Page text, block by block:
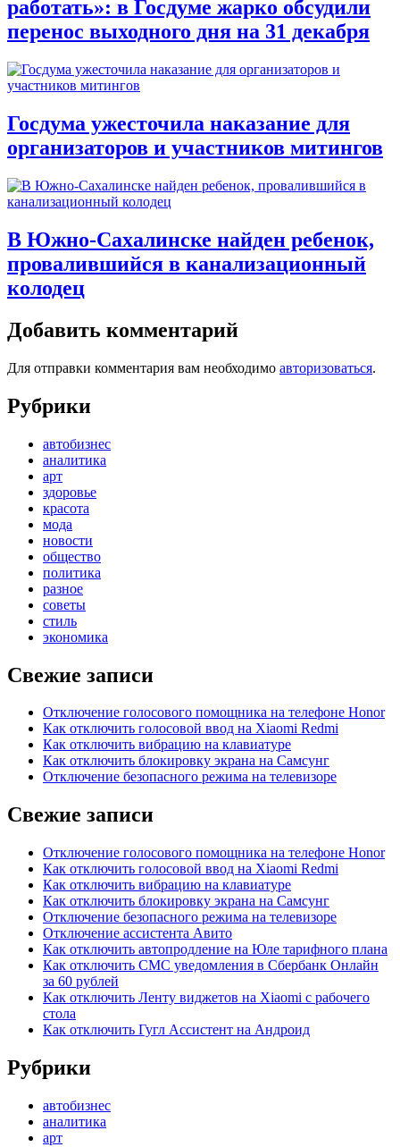
работать»: в Госдуме жарко обсудили
перенос выходного дня на 31 декабря
Госдума ужесточила наказание для
организаторов и участников митингов
В Южно-Сахалинске найден ребенок,
провалившийся в канализационный
колодец
Добавить комментарий
Для отправки комментария вам необходимо авторизоваться.
Рубрики
автобизнес
аналитика
арт
здоровье
красота
мода
новости
общество
политика
разное
советы
стиль
экономика
Свежие записи
Отключение голосового помощника на телефоне Honor
Как отключить голосовой ввод на Xiaomi Redmi
Как отключить вибрацию на клавиатуре
Как отключить блокировку экрана на Самсунг
Отключение безопасного режима на телевизоре
Свежие записи
Отключение голосового помощника на телефоне Honor
Как отключить голосовой ввод на Xiaomi Redmi
Как отключить вибрацию на клавиатуре
Как отключить блокировку экрана на Самсунг
Отключение безопасного режима на телевизоре
Отключение ассистента Авито
Как отключить автопродление на Юле тарифного плана
Как отключить СМС уведомления в Сбербанк Онлайн
за 60 рублей
Как отключить Ленту виджетов на Xiaomi с рабочего
стола
Как отключить Гугл Ассистент на Андроид
Рубрики
автобизнес
аналитика
арт